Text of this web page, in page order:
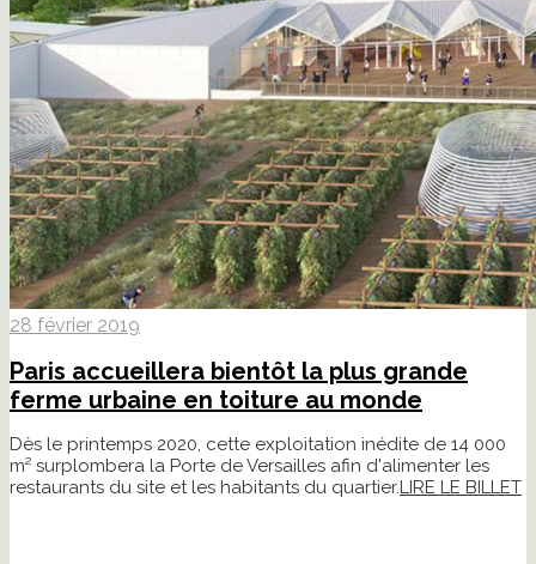
28 février 2019
Paris accueillera bientôt la plus grande
ferme urbaine en toiture au monde
Dès le printemps 2020, cette exploitation inédite de 14 000
m² surplombera la Porte de Versailles afin d'alimenter les
restaurants du site et les habitants du quartier.LIRE LE BILLET